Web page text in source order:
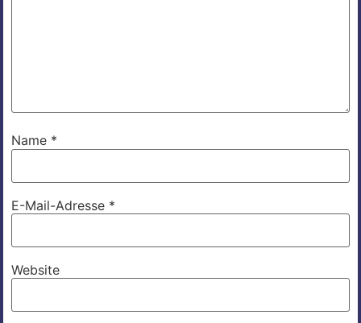
Name *
E-Mail-Adresse *
Website